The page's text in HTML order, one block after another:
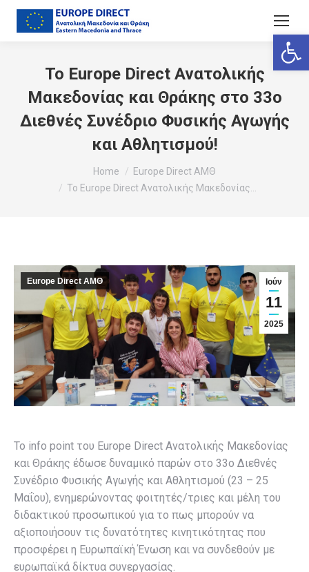
Το Europe Direct Ανατολικής
Μακεδονίας και Θράκης στο 33ο
Διεθνές Συνέδριο Φυσικής Αγωγής
και Αθλητισμού!
Home
Europe Direct ΑΜΘ
Το Europe Direct Ανατολικής Μακεδονίας…
Ιούν
11
2025
Europe Direct ΑΜΘ
Το info point του Europe Direct Ανατολικής Μακεδονίας
και Θράκης έδωσε δυναμικό παρών στο 33ο Διεθνές
Συνέδριο Φυσικής Αγωγής και Αθλητισμού (23 – 25
Μαΐου), ενημερώνοντας φοιτητές/τριες και μέλη του
διδακτικού προσωπικού για το πως μπορούν να
αξιοποιήσουν τις δυνατότητες κινητικότητας που
προσφέρει η Ευρωπαϊκή Ένωση και να συνδεθούν με
ευρωπαϊκά δίκτυα συνεργασίας.